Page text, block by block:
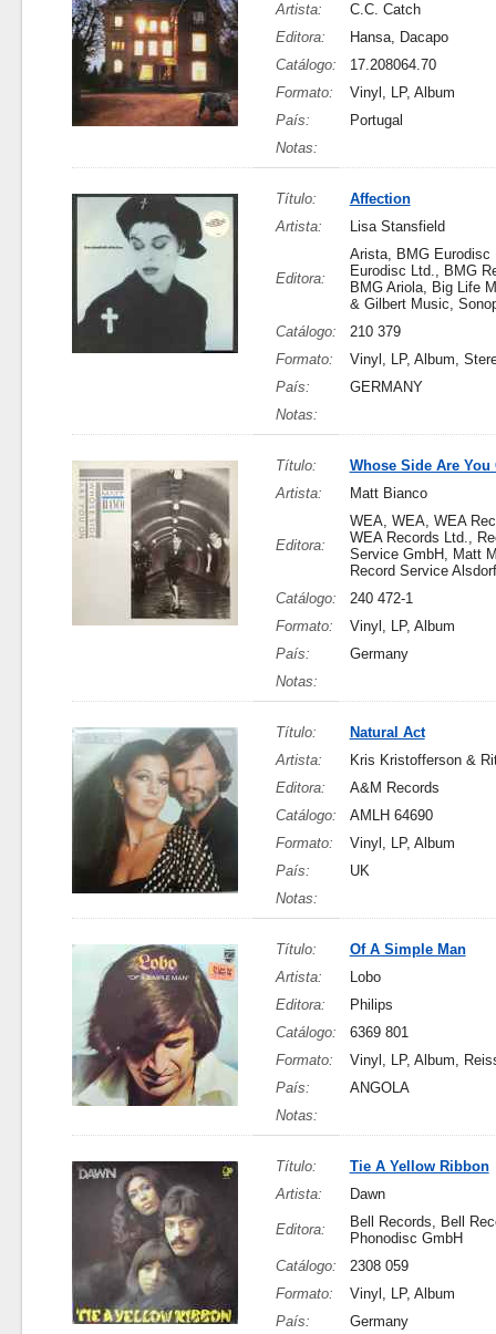
Artista:
C.C. Catch
Editora:
Hansa, Dacapo
Catálogo:
17.208064.70
Formato:
Vinyl, LP, Album
País:
Portugal
Notas:
Título:
Affection
Artista:
Lisa Stansfield
Editora:
Arista, BMG Eurodisc
Eurodisc Ltd., BMG
BMG Ariola, Big Life
& Gilbert Music,
Catálogo:
210 379
Formato:
Vinyl, LP, Album,
País:
GERMANY
Notas:
Título:
Whose Side Are You
Artista:
Matt Bianco
Editora:
WEA, WEA, WEA
WEA Records Ltd.,
Service GmbH, Matt
Record Service Alsdorf
Catálogo:
240 472-1
Formato:
Vinyl, LP, Album
País:
Germany
Notas:
Título:
Natural Act
Artista:
Kris Kristofferson &
Editora:
A&M Records
Catálogo:
AMLH 64690
Formato:
Vinyl, LP, Album
País:
UK
Notas:
Título:
Of A Simple Man
Artista:
Lobo
Editora:
Philips
Catálogo:
6369 801
Formato:
Vinyl, LP, Album,
País:
ANGOLA
Notas:
Título:
Tie A Yellow Ribbon
Artista:
Dawn
Editora:
Bell Records, Bell
Phonodisc GmbH
Catálogo:
2308 059
Formato:
Vinyl, LP, Album
País:
Germany